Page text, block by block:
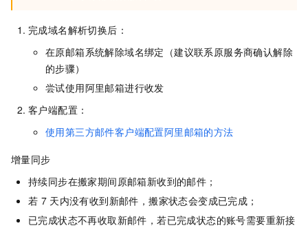
完成域名解析切换后：
在原邮箱系统解除域名绑定（建议联系原服务商确认解除
的步骤）
尝试使用阿里邮箱进行收发
客户端配置：
使用第三方邮件客户端配置阿里邮箱的方法
增量同步
持续同步在搬家期间原邮箱新收到的邮件；
若 7 天内没有收到新邮件，搬家状态会变成已完成；
已完成状态不再收取新邮件，若已完成状态的账号需要重新接